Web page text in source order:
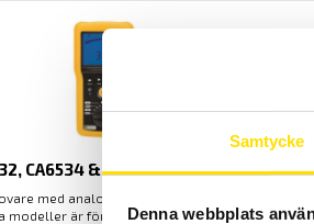
Samtycke
Denna webbplats
CA6534 & CA6536, 10…500 V
med analog och digital display för enkel
modeller är för olika lågspänningsapplikationer